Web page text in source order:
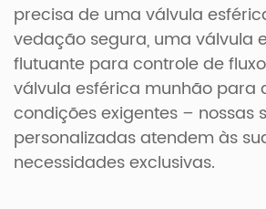
precisa de uma válvula
vedação segura, uma válvula
flutuante para controle de
válvula esférica munhão para
condições exigentes – nossas
personalizadas atendem às
necessidades exclusivas.